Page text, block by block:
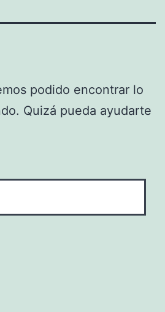
podido encontrar lo
Quizá pueda ayudarte